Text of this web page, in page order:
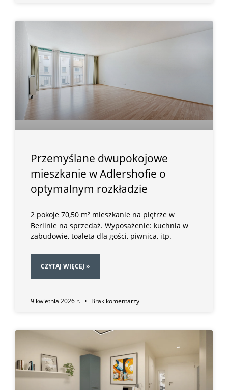
Przemyślane dwupokojowe
mieszkanie w Adlershofie o
optymalnym rozkładzie
2 pokoje 70,50 m² mieszkanie na piętrze w
Berlinie na sprzedaż. Wyposażenie: kuchnia w
zabudowie, toaleta dla gości, piwnica, itp.
CZYTAJ WIĘCEJ »
9 kwietnia 2026 r. Brak komentarzy